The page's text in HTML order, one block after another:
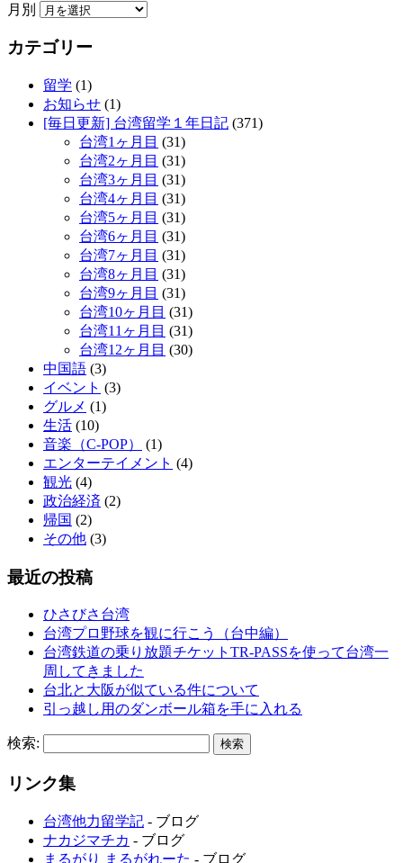
月別
カテゴリー
留学 (1)
お知らせ (1)
[毎日更新] 台湾留学１年日記 (371)
台湾1ヶ月目 (31)
台湾2ヶ月目 (31)
台湾3ヶ月目 (31)
台湾4ヶ月目 (31)
台湾5ヶ月目 (31)
台湾6ヶ月目 (31)
台湾7ヶ月目 (31)
台湾8ヶ月目 (31)
台湾9ヶ月目 (31)
台湾10ヶ月目 (31)
台湾11ヶ月目 (31)
台湾12ヶ月目 (30)
中国語 (3)
イベント (3)
グルメ (1)
生活 (10)
音楽（C-POP）
(1)
エンターテイメント (4)
観光 (4)
政治経済 (2)
帰国 (2)
その他 (3)
最近の投稿
ひさびさ台湾
台湾プロ野球を観に行こう（台中編）
台湾鉄道の乗り放題チケットTR-PASSを使って台湾一
周してきました
台北と大阪が似ている件について
引っ越し用のダンボール箱を手に入れる
検索:
リンク集
台湾他力留学記 - ブログ
ナカジマチカ - ブログ
まるがり まるがれーた - ブログ